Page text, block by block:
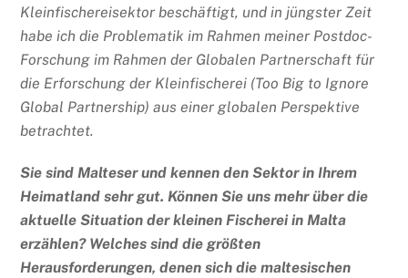
Kleinfischereisektor beschäftigt, und in jüngster Zeit
habe ich die Problematik im Rahmen meiner Postdoc-
Forschung im Rahmen der Globalen Partnerschaft für
die Erforschung der Kleinfischerei (Too Big to Ignore
Global Partnership) aus einer globalen Perspektive
betrachtet.
Sie sind Malteser und kennen den Sektor in Ihrem
Heimatland sehr gut. Können Sie uns mehr über die
aktuelle Situation der kleinen Fischerei in Malta
erzählen? Welches sind die größten
Herausforderungen, denen sich die maltesischen